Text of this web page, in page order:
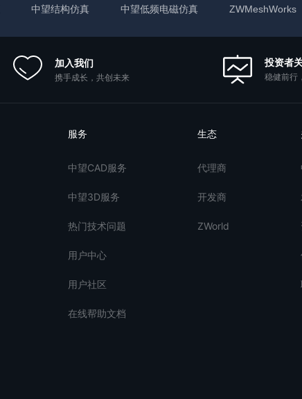
中望结构仿真 中望低频电磁仿真 ZWMeshWorks
加入我们
携手成长，共创未来
投资者
稳健前行
服务
中望CAD服务
中望3D服务
热门技术问题
用户中心
用户社区
在线帮助文档
生态
代理商
开发商
ZWorld